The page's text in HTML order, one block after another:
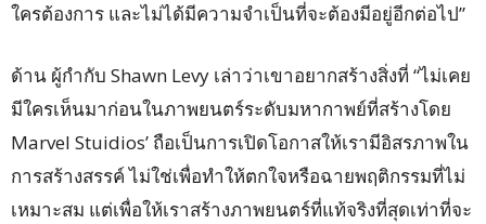
ใครต้องการ และไม่ได้มีความจำเป็นที่จะต้องมีอยู่อีกต่อไป”
ด้าน ผู้กำกับ Shawn Levy เล่าว่าเขาอยากสร้างสิ่งที่ “ไม่เคย
มีใครเห็นมาก่อนในภาพยนตร์ระดับมหากาพย์ที่สร้างโดย
Marvel Stuidios’ ถือเป็นการเปิดโอกาสให้เรามีอิสรภาพใน
การสร้างสรรค์ ไม่ใช่เพื่อทำให้ตกใจหรือฉายพฤติกรรมที่ไม่
เหมาะสม แต่เพื่อให้เราสร้างภาพยนตร์ที่แท้จริงที่สุดเท่าที่จะ